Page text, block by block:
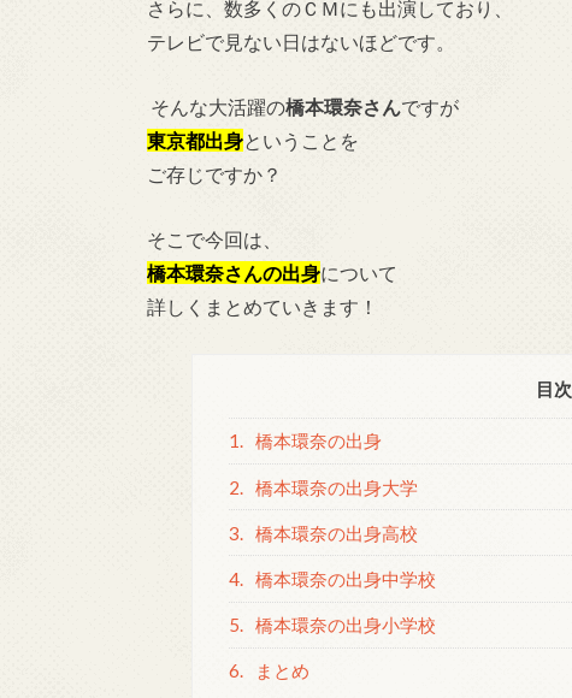
さらに、数多くのＣＭにも出演しており、
テレビで見ない日はないほどです。
そんな大活躍の橋本環奈さんですが
東京都出身ということを
ご存じですか？
そこで今回は、
橋本環奈さんの出身について
詳しくまとめていきます！
目次
1. 橋本環奈の出身
2. 橋本環奈の出身大学
3. 橋本環奈の出身高校
4. 橋本環奈の出身中学校
5. 橋本環奈の出身小学校
6. まとめ